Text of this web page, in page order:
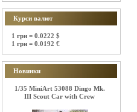
Курси валют
1 грн = 0.0222 $
1 грн = 0.0192 €
Новинки
1/35 MiniArt 53088 Dingo Mk.
III Scout Car with Crew